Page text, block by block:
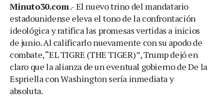
Minuto30.com.- El nuevo trino del mandatario
estadounidense eleva el tono de la confrontación
ideológica y ratifica las promesas vertidas a inicios
de junio. Al calificarlo nuevamente con su apodo de
combate, “EL TIGRE (THE TIGER)”, Trump dejó en
claro que la alianza de un eventual gobierno de De la
Espriella con Washington sería inmediata y
absoluta.